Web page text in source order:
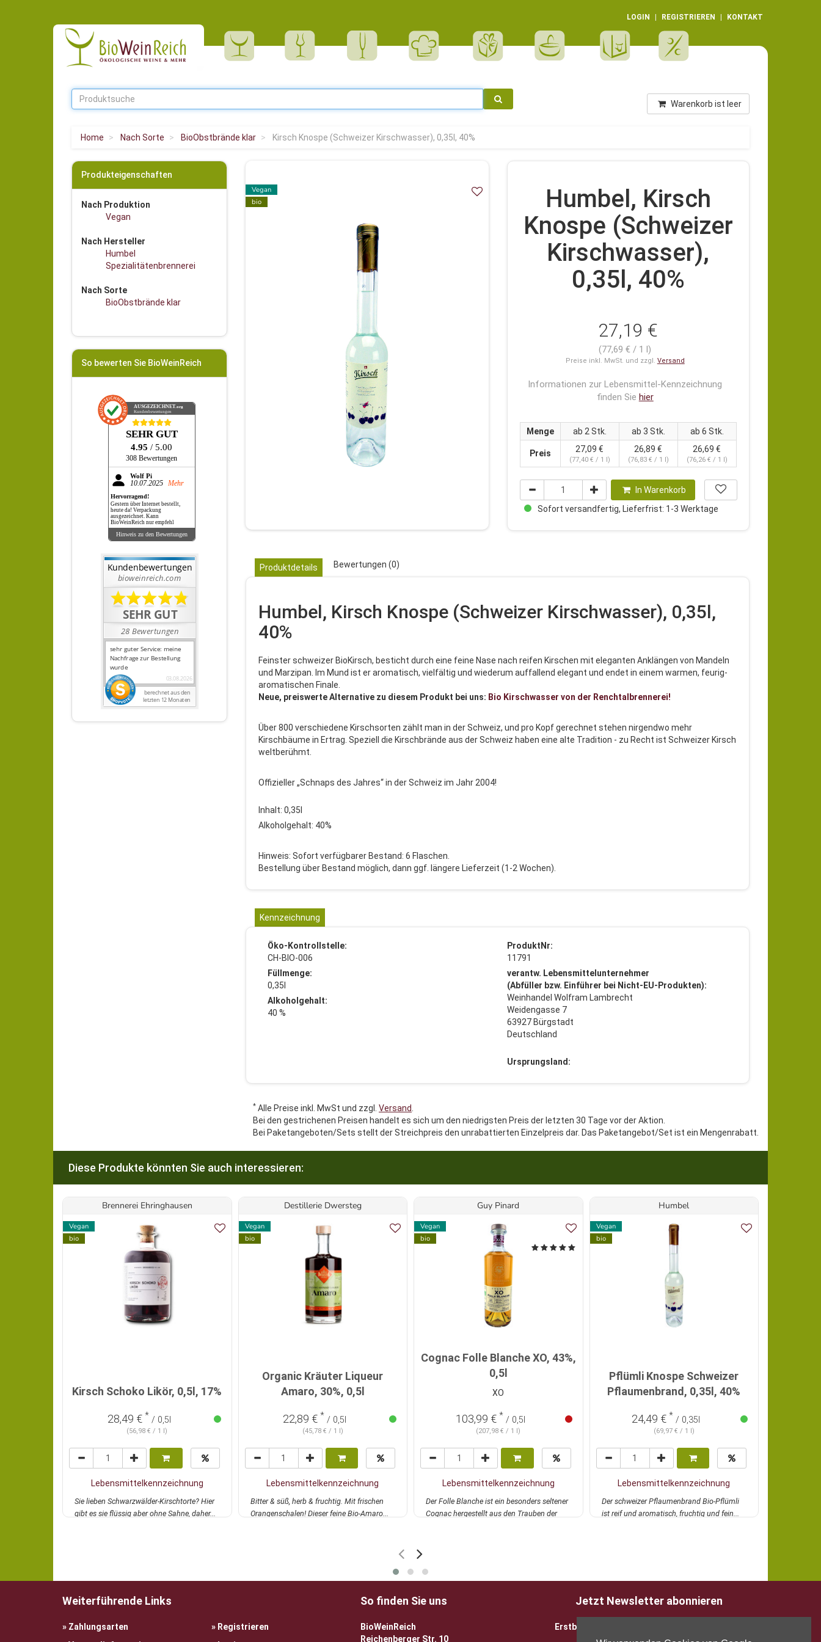
LOGIN REGISTRIEREN KONTAKT
Warenkorb ist leer
Home Nach Sorte BioObstbrände klar Kirsch Knospe (Schweizer Kirschwasser), 0,35l, 40%
Produkteigenschaften
Nach Produktion
Vegan
Nach Hersteller
Humbel
Spezialitätenbrennerei
Nach Sorte
BioObstbrände klar
So bewerten Sie BioWeinReich
AUSGEZEICHNET.org
Kundenbewertungen
SEHR GUT
4.95 / 5.00
308 Bewertungen
Wolf Pi
10.07.2025 Mehr
Hervorragend!
Gestern über Internet bestellt,
heute da! Verpackung
ausgezeichnet. Kann
BioWeinReich nur empfehl
Hinweis zu den Bewertungen
Vegan
bio
Humbel, Kirsch
Knospe (Schweizer
Kirschwasser),
0,35l, 40%
27,19 €
(77,69 € / 1 l)
Preise inkl. MwSt. und zzgl. Versand
Informationen zur Lebensmittel-Kennzeichnung
finden Sie hier
Menge ab 2 Stk. ab 3 Stk. ab 6 Stk.
Preis 27,09 €
(77,40 € / 1 l)
26,89 €
(76,83 € / 1 l)
26,69 €
(76,26 € / 1 l)
In Warenkorb
Sofort versandfertig, Lieferfrist: 1-3 Werktage
Produktdetails Bewertungen (0)
Humbel, Kirsch Knospe (Schweizer Kirschwasser), 0,35l,
40%
Feinster schweizer BioKirsch, besticht durch eine feine Nase nach reifen Kirschen mit eleganten Anklängen von Mandeln
und Marzipan. Im Mund ist er aromatisch, vielfältig und wiederum auffallend elegant und endet in einem warmen, feurig-
aromatischen Finale.
Neue, preiswerte Alternative zu diesem Produkt bei uns: Bio Kirschwasser von der Renchtalbrennerei!
Über 800 verschiedene Kirschsorten zählt man in der Schweiz, und pro Kopf gerechnet stehen nirgendwo mehr
Kirschbäume in Ertrag. Speziell die Kirschbrände aus der Schweiz haben eine alte Tradition - zu Recht ist Schweizer Kirsch
weltberühmt.
Offizieller „Schnaps des Jahres“ in der Schweiz im Jahr 2004!
Inhalt: 0,35l
Alkoholgehalt: 40%
Hinweis: Sofort verfügbarer Bestand: 6 Flaschen.
Bestellung über Bestand möglich, dann ggf. längere Lieferzeit (1-2 Wochen).
Kennzeichnung
Öko-Kontrollstelle:
CH-BIO-006
Füllmenge:
0,35l
Alkoholgehalt:
40 %
ProduktNr:
11791
verantw. Lebensmittelunternehmer
(Abfüller bzw. Einführer bei Nicht-EU-Produkten):
Weinhandel Wolfram Lambrecht
Weidengasse 7
63927 Bürgstadt
Deutschland
Ursprungsland:
* Alle Preise inkl. MwSt und zzgl. Versand
Bei den gestrichenen Preisen handelt es sich um den niedrigsten Preis der letzten 30 Tage vor der Aktion.
Bei Paketangeboten/Sets stellt der Streichpreis den unrabattierten Einzelpreis dar. Das Paketangebot/Set ist ein Mengenrabatt.
Diese Produkte könnten Sie auch interessieren:
Brennerei Ehringhausen
Vegan
bio
Kirsch Schoko Likör, 0,5l, 17%
28,49 € * / 0,5l
(56,98 € / 1 l)
Lebensmittelkennzeichnung
Sie lieben Schwarzwälder-Kirschtorte? Hier
gibt es sie flüssig aber ohne Sahne, daher...
Destillerie Dwersteg
Vegan
bio
Organic Kräuter Liqueur
Amaro, 30%, 0,5l
22,89 € * / 0,5l
(45,78 € / 1 l)
Lebensmittelkennzeichnung
Bitter & süß, herb & fruchtig. Mit frischen
Orangenschalen! Dieser feine Bio-Amaro...
Guy Pinard
Vegan
bio
Cognac Folle Blanche XO, 43%,
0,5l
XO
103,99 € * / 0,5l
(207,98 € / 1 l)
Lebensmittelkennzeichnung
Der Folle Blanche ist ein besonders seltener
Cognac hergestellt aus den Trauben der
Humbel
Vegan
bio
Pflümli Knospe Schweizer
Pflaumenbrand, 0,35l, 40%
24,49 € * / 0,35l
(69,97 € / 1 l)
Lebensmittelkennzeichnung
Der schweizer Pflaumenbrand Bio-Pflümli
ist reif und aromatisch, fruchtig und fein...
Weiterführende Links
Zahlungsarten
Registrieren
So finden Sie uns
BioWeinReich
Reichenberger Str. 10
Jetzt Newsletter abonnieren
Erstbesteller sparen 5 EUR mit Gutscheincode